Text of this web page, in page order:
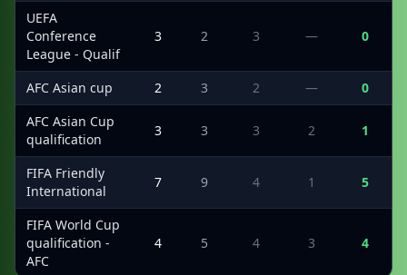
UEFA
Conference
League - Qualif
3 2 3 — 0
AFC Asian cup 2 3 2 —
0
AFC Asian Cup
qualification
3 3 3 2 1
FIFA Friendly
International
7 9 4 1 5
FIFA World Cup
qualification -
AFC
4 5 4 3 4